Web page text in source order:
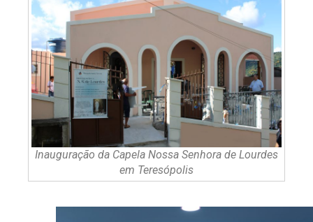
Inauguração da Capela Nossa Senhora de Lourdes
em Teresópolis